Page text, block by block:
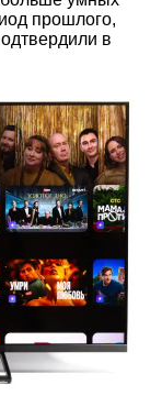
прошлого,
в